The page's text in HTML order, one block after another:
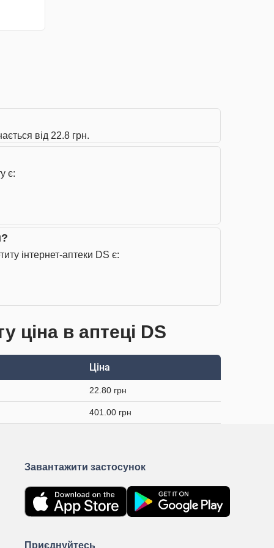
від 22.8 грн.
є:
інтернет-аптеки DS є:
ціна в аптеці DS
Ціна
22.80 грн
401.00 грн
Завантажити застосунок
Приєднуйтесь